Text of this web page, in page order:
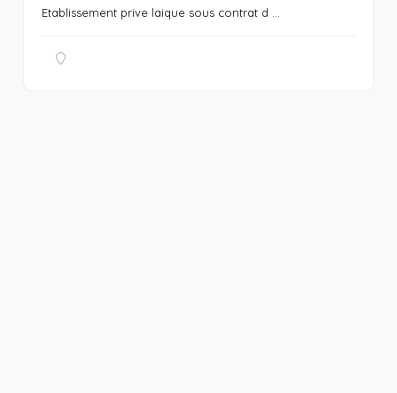
Etablissement prive laique sous contrat d ...